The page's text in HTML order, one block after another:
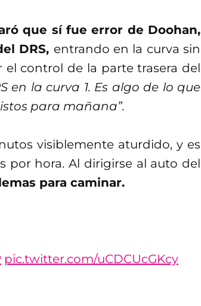
que sí fue error de Doohan,
DRS, entrando en la curva sin
control de la parte trasera del
en la curva 1. Es algo de lo que
para mañana”.
visiblemente aturdido, y es
por hora. Al dirigirse al auto del
para caminar.
pic.twitter.com/uCDCUcGKcy